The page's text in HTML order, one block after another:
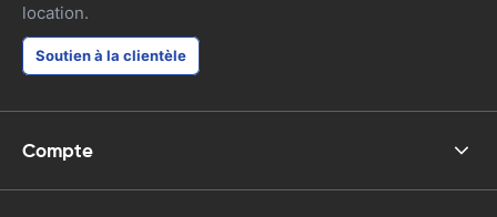
location.
Soutien à la clientèle
Compte